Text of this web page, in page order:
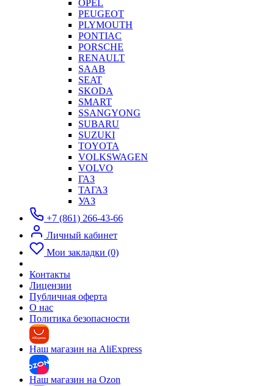
OPEL
PEUGEOT
PLYMOUTH
PONTIAC
PORSCHE
RENAULT
SAAB
SEAT
SKODA
SMART
SSANGYONG
SUBARU
SUZUKI
TOYOTA
VOLKSWAGEN
VOLVO
ГАЗ
ТАГАЗ
УАЗ
+7 (861) 266-43-66
Личный кабинет
Мои закладки (0)
Контакты
Лицензии
Публичная оферта
О нас
Политика безопасности
Наш магазин на AliExpress
Наш магазин на Ozon